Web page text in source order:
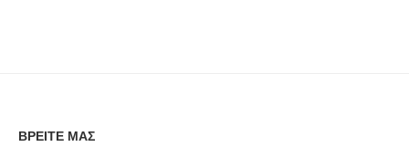
ΒΡΕΊΤΕ ΜΑΣ